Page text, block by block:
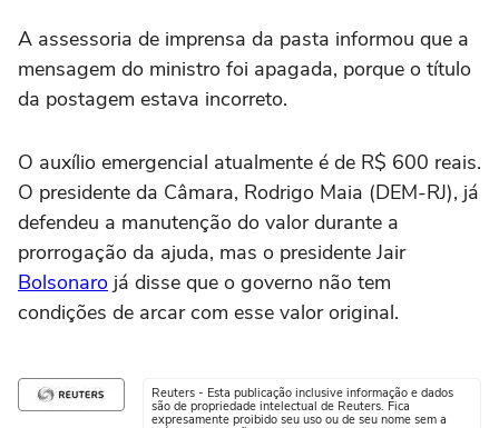
A assessoria de imprensa da pasta informou que a
mensagem do ministro foi apagada, porque o título
da postagem estava incorreto.
O auxílio emergencial atualmente é de R$ 600 reais.
O presidente da Câmara, Rodrigo Maia (DEM-RJ), já
defendeu a manutenção do valor durante a
prorrogação da ajuda, mas o presidente Jair
Bolsonaro já disse que o governo não tem
condições de arcar com esse valor original.
Reuters - Esta publicação inclusive informação e dados
são de propriedade intelectual de Reuters. Fica
expresamente proibido seu uso ou de seu nome sem a